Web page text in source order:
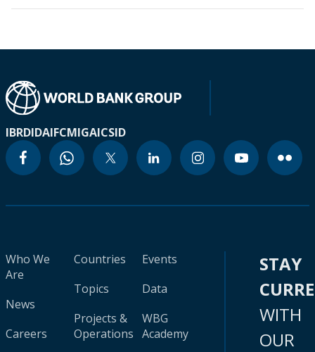
IBRDIDAIFCMIGAICSID
Who We
Are
News
Careers
Countries
Topics
Projects &
Operations
Events
Data
WBG
Academy
STAY
WITH
OUR